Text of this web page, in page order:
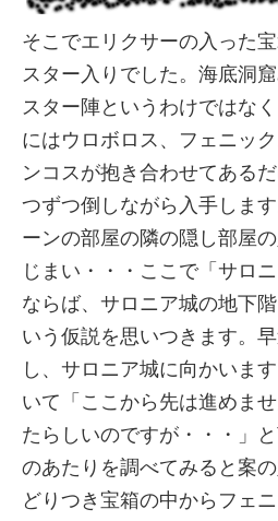
そこでエリクサーの入った
スター入りでした。海底洞
スター陣というわけではな
にはウロボロス、フェニッ
ンコスが抱き合わせてある
つずつ倒しながら入手しま
ーンの部屋の隣の隠し部屋
じまい・・・ここで「サロ
ならば、サロニア城の地下
いう仮説を思いつきます。
し、サロニア城に向かいま
いて「ここから先は進めま
たらしいのですが・・・」
のあたりを調べてみると案
どりつき宝箱の中からフェ